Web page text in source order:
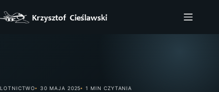
do
treści
LOTNICTWO 30 MAJA 2025 1 MIN CZYTANIA